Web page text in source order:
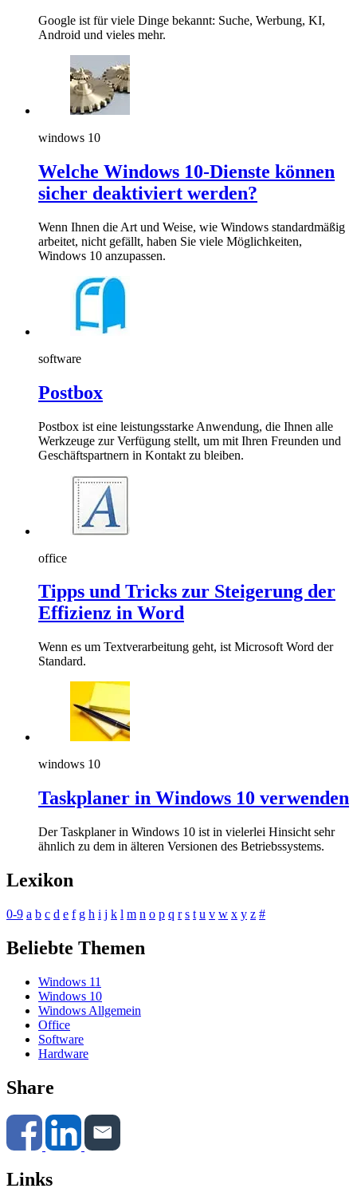
Google ist für viele Dinge bekannt: Suche, Werbung, KI,
Android und vieles mehr.
windows 10
Welche Windows 10-Dienste können
sicher deaktiviert werden?
Wenn Ihnen die Art und Weise, wie Windows standardmäßig
arbeitet, nicht gefällt, haben Sie viele Möglichkeiten,
Windows 10 anzupassen.
software
Postbox
Postbox ist eine leistungsstarke Anwendung, die Ihnen alle
Werkzeuge zur Verfügung stellt, um mit Ihren Freunden und
Geschäftspartnern in Kontakt zu bleiben.
office
Tipps und Tricks zur Steigerung der
Effizienz in Word
Wenn es um Textverarbeitung geht, ist Microsoft Word der
Standard.
windows 10
Taskplaner in Windows 10 verwenden
Der Taskplaner in Windows 10 ist in vielerlei Hinsicht sehr
ähnlich zu dem in älteren Versionen des Betriebssystems.
Lexikon
0-9 a b c d e f g h i j k l m n o p q r s t u v w x y z #
Beliebte Themen
Windows 11
Windows 10
Windows Allgemein
Office
Software
Hardware
Share
Links